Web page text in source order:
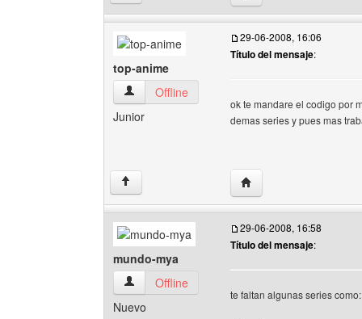
top-anime
top-anime Ver perfil del usuario
Offline
Junior
29-06-2008, 16:06
Título del mensaje:
ok te mandare el codigo por
demas series y pues mas
↑ Visitar sitio web del
mundo-mya
mundo-mya Ver perfil del usuario
Offline
Nuevo
29-06-2008, 16:58
Título del mensaje:
te faltan algunas series como: